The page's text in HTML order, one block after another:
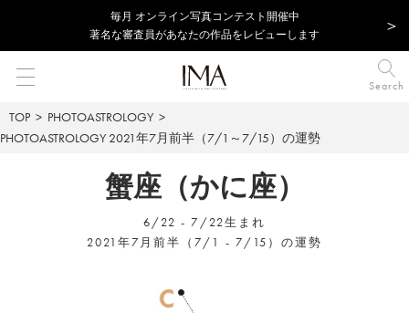
毎⽉ オンライン写真コンテスト開催中
著名な審査員があなたの作品をレビューします
Search
TOP
PHOTOASTROLOGY
PHOTOASTROLOGY 2021年7月前半（7/1～7/15）の運勢
蟹座（かに座）
6/22 - 7/22生まれ
2021年7月前半（7/1 - 7/15）の運勢